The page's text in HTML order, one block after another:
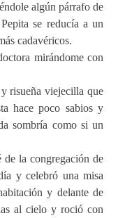
algún párrafo de
se reducía a un
cadavéricos.
mirándome con
risueña viejecilla que
hace poco sabios y
sombría como si un
de la congregación de
y celebró una misa
y delante de
al cielo y roció con